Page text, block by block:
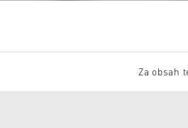
Za obsah